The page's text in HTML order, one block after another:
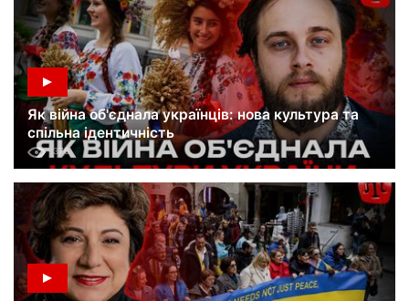
Як війна об'єднала українців: нова культура та
спільна ідентичність
376